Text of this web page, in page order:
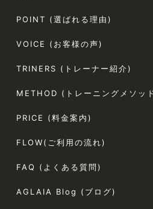
POINT (選ばれる理由)
VOICE (お客様の声)
TRINERS (トレーナー紹介)
METHOD (トレーニングメソッ
PRICE (料金案内)
FLOW(ご利用の流れ)
FAQ (よくある質問)
AGLAIA Blog (ブログ)